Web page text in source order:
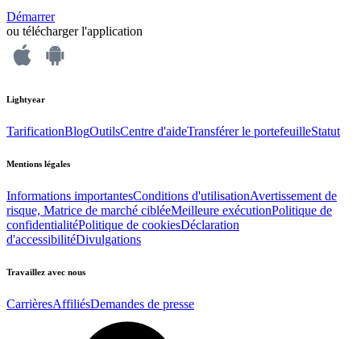
Démarrer
ou télécharger l'application
Lightyear
TarificationBlogOutilsCentre d'aideTransférer le portefeuilleStatut
Mentions légales
Informations importantesConditions d'utilisationAvertissement de
risque, Matrice de marché cibléeMeilleure exécutionPolitique de
confidentialitéPolitique de cookiesDéclaration
d'accessibilitéDivulgations
Travaillez avec nous
CarrièresAffiliésDemandes de presse